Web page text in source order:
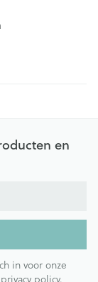
pagina
en
in voor onze
privacy policy.